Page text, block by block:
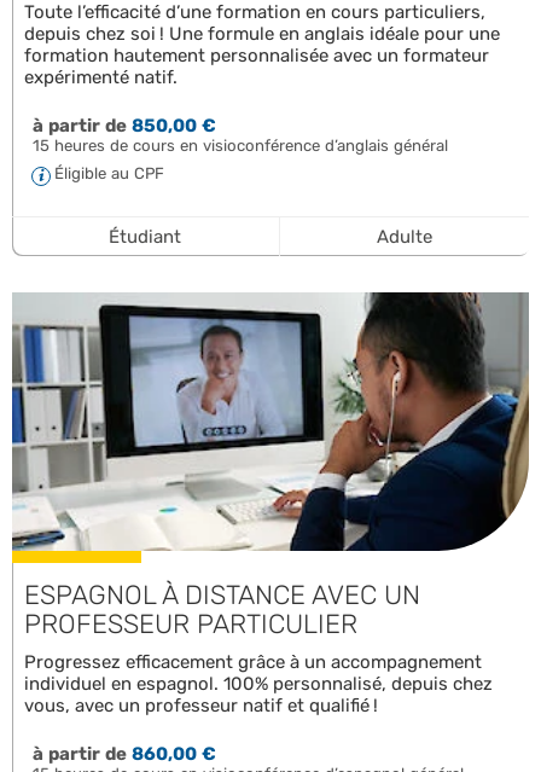
Toute l’efficacité d’une formation en cours particuliers,
depuis chez soi ! Une formule en anglais idéale pour une
formation hautement personnalisée avec un formateur
expérimenté natif.
à partir de850,00 €
15 heures de cours en visioconférence d’anglais général
Éligible au CPF
Étudiant Adulte
ESPAGNOL À DISTANCE AVEC UN
PROFESSEUR PARTICULIER
Progressez efficacement grâce à un accompagnement
individuel en espagnol. 100% personnalisé, depuis chez
vous, avec un professeur natif et qualifié !
à partir de860,00 €